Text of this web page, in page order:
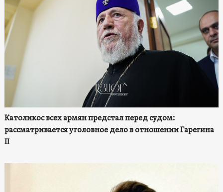
Католикос всех армян предстал перед судом:
рассматривается уголовное дело в отношении Гарегина
II